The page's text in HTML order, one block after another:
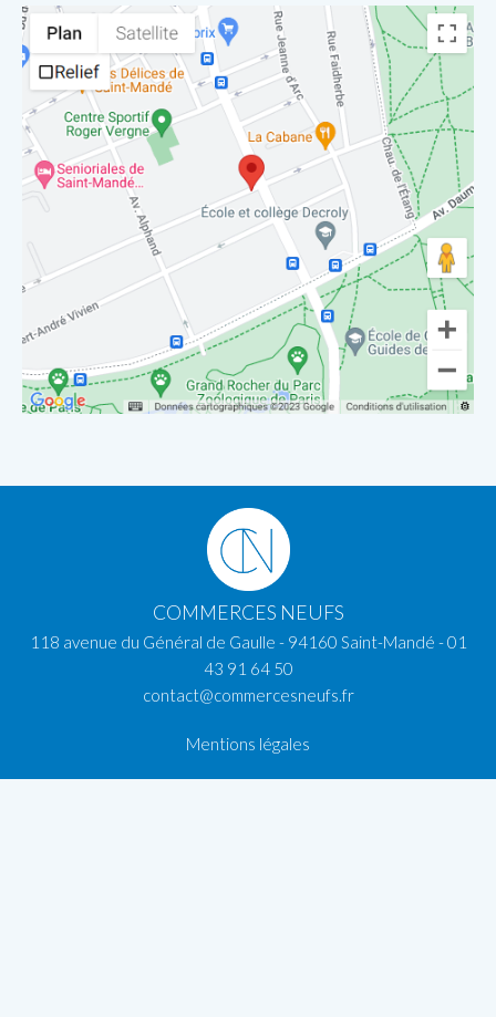
COMMERCES NEUFS
118 avenue du Général de Gaulle - 94160 Saint-Mandé -01
43 91 64 50
contact@commercesneufs.fr
Mentions légales